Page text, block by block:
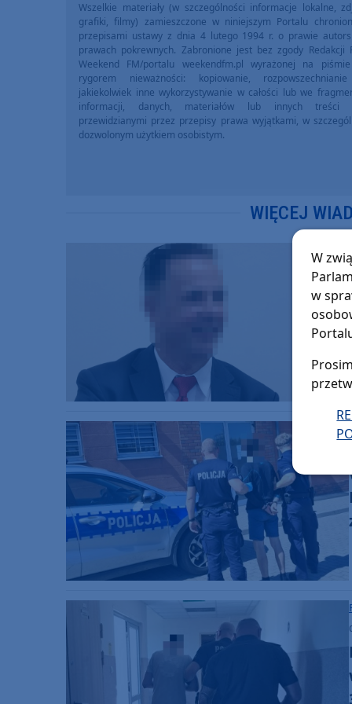
Wszelkie materiały (w szczególności informacje lokalne,
grafiki, filmy) zamieszczone w niniejszym Portalu
przepisami ustawy z dnia 4 lutego 1994 r. o prawie
prawach pokrewnych. Zabronione jest bez zgody Redakcji
Weekend FM/portalu weekendfm.pl wyrażonej na
rygorem nieważności: kopiowanie,
jakiekolwiek inne wykorzystywanie w całości lub we
informacji, danych, materiałów lub innych treści
przewidzianymi przez przepisy prawa wyjątkami, w
dozwolonym użytkiem osobistym.
WIĘCEJ
W
w